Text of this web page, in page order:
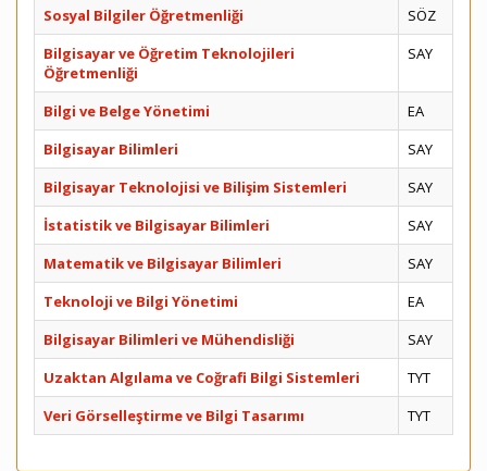
Sosyal Bilgiler Öğretmenliği
SÖZ
Bilgisayar ve Öğretim Teknolojileri
Öğretmenliği
SAY
Bilgi ve Belge Yönetimi
EA
Bilgisayar Bilimleri
SAY
Bilgisayar Teknolojisi ve Bilişim Sistemleri
SAY
İstatistik ve Bilgisayar Bilimleri
SAY
Matematik ve Bilgisayar Bilimleri
SAY
Teknoloji ve Bilgi Yönetimi
EA
Bilgisayar Bilimleri ve Mühendisliği
SAY
Uzaktan Algılama ve Coğrafi Bilgi Sistemleri
TYT
Veri Görselleştirme ve Bilgi Tasarımı
TYT